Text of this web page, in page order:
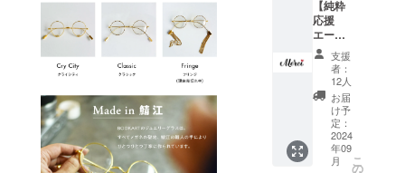
「美しさは
内面からに
じみ出る」
「年を重ね
るごとに、
人は魅力的
になってゆ
【純粋
応援
エー
ル】 感
謝の気
持ちを
込め
て、展
示会の
ご報告
とお礼
のメッ
支援
者：
12人
お届
け予
定：
2024
年09
月
こ
の